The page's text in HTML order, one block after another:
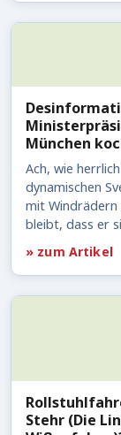
München
Ach, wie
dynamischen
mit
bleibt, dass er
» zum Artikel
Stehr (Die